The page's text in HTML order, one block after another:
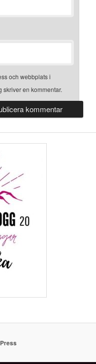
och webbplats i
en kommentar.